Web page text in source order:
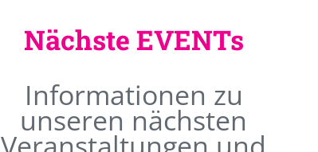
Nächste EVENTs
Informationen zu
unseren nächsten